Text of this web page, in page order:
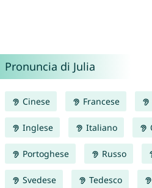
Pronuncia di Julia
Cinese Francese
Inglese Italiano
Portoghese Russo
Svedese Tedesco